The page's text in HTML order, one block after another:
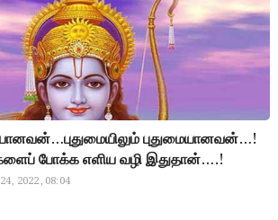
o
புதுமையானவன்…!
போக்க எளிய வழி இதுதான்….!
2022, 08:04